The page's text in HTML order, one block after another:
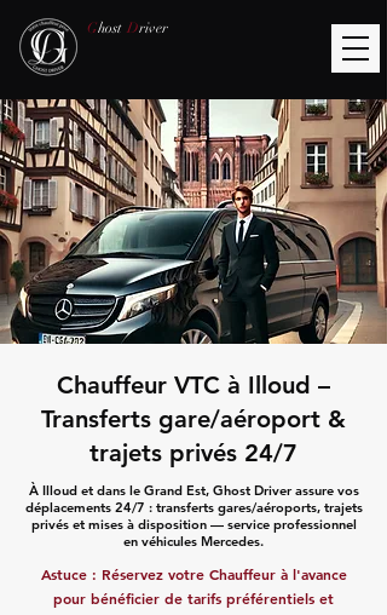
Ghost Driver
Chauffeur VTC à Illoud –
Transferts gare/aéroport &
trajets privés 24/7
À Illoud et dans le Grand Est, Ghost Driver assure vos
déplacements 24/7 : transferts gares/aéroports, trajets
privés et mises à disposition — service professionnel
en véhicules Mercedes.
Astuce : Réservez votre Chauffeur à l'avance
pour bénéficier de tarifs préférentiels et